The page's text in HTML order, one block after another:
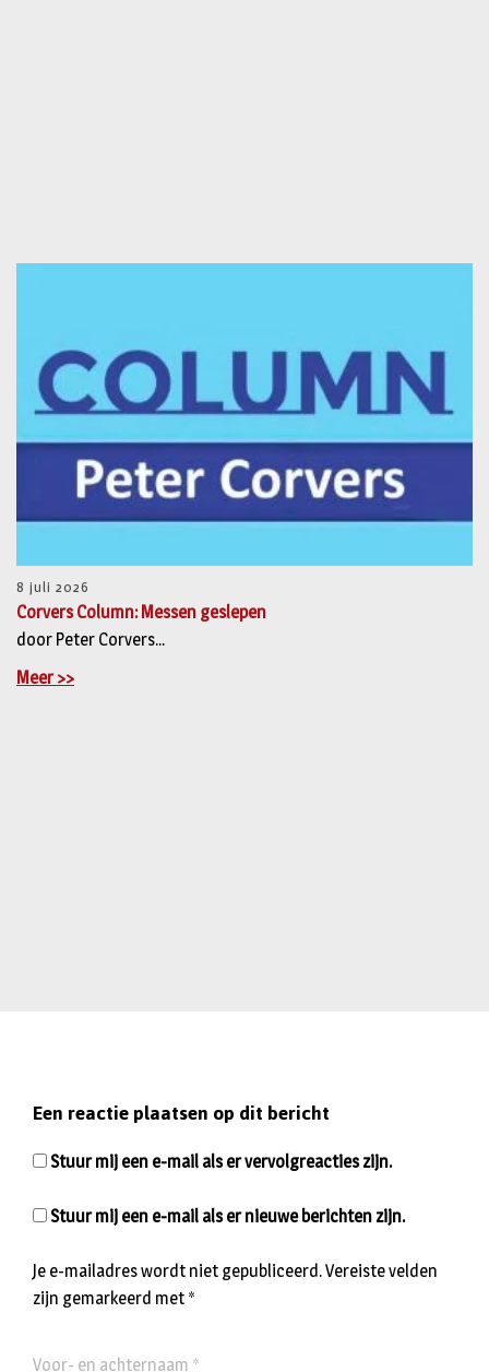
8 juli 2026
Corvers Column: Messen geslepen
door Peter Corvers...
Meer >>
Een reactie plaatsen op dit bericht
Je e-mailadres wordt niet gepubliceerd.Vereiste velden
zijn gemarkeerd met *
Stuur mij een e-mail als er vervolgreacties zijn.
Stuur mij een e-mail als er nieuwe berichten zijn.